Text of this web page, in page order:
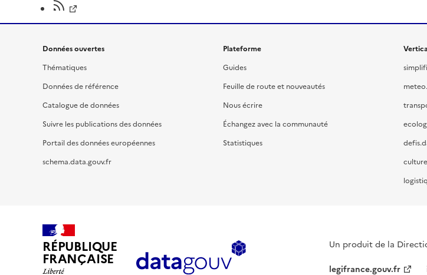
Données ouvertes
Thématiques
Données de référence
Catalogue de données
Suivre les publications des données
Portail des données européennes
schema.data.gouv.fr
Plateforme
Guides
Feuille de route et nouveautés
Nous écrire
Échangez avec la communauté
Statistiques
RÉPUBLIQUE
FRANÇAISE
Un produit de la
legifrance.gouv.fr